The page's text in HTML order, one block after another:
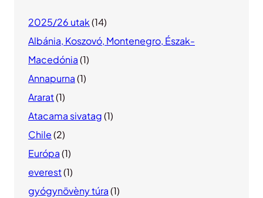
2025/26 utak(14)
Albánia, Koszovó, Montenegro, Észak-
Macedónia(1)
Annapurna(1)
Ararat(1)
Atacama sivatag(1)
Chile(2)
Európa(1)
everest(1)
gyógynövèny túra(1)